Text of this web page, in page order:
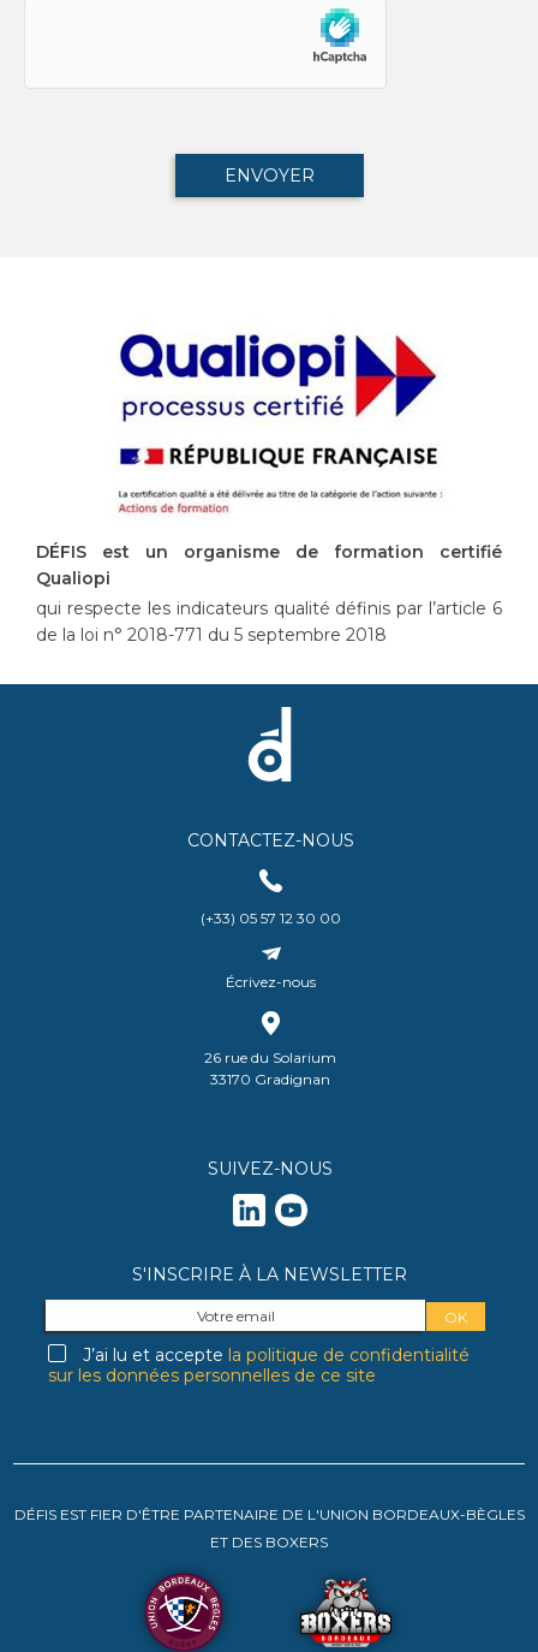
DÉFIS est un organisme de formation certifié
Qualiopi
qui respecte les indicateurs qualité définis par l’article 6
de la loi n° 2018-771 du 5 septembre 2018
CONTACTEZ-NOUS
(+33) 05 57 12 30 00
Écrivez-nous
26 rue du Solarium
33170 Gradignan
SUIVEZ-NOUS
S'INSCRIRE À LA NEWSLETTER
J’ai lu et accepte la politique de confidentialité
sur les données personnelles de ce site
DÉFIS EST FIER D'ÊTRE PARTENAIRE DE L'UNION BORDEAUX-BÈGLES
ET DES BOXERS